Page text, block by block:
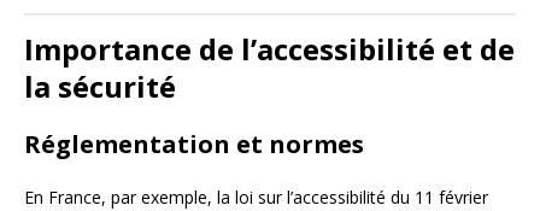
Importance de l’accessibilité et de
la sécurité
Réglementation et normes
En France, par exemple, la loi sur l’accessibilité du 11 février